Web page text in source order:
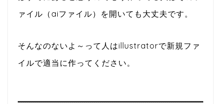
ァイル（aiファイル）を開いても大丈夫です。
そんなのないよ～って人はillustratorで新規ファ
イルで適当に作ってください。